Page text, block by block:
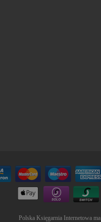
Polska Księgarnia Internetowa